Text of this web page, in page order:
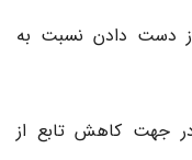
دست دادن نسبت به
در جهت کاهش تابع از